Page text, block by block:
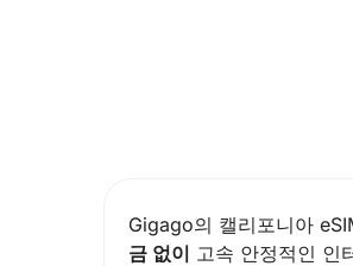
Gigago의 캘리포니아
금 없이 고속 안정적인 인